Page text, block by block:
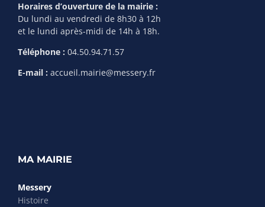
Horaires d’ouverture de la mairie :
Du lundi au vendredi de 8h30 à 12h
et le lundi après-midi de 14h à 18h.
Téléphone : 04.50.94.71.57
E-mail : accueil.mairie@messery.fr
MA MAIRIE
Messery
Histoire